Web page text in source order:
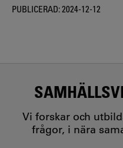
PUBLICERAD:2024-12-12
Vi forskar och
frågor, i nära